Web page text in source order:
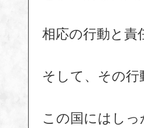
相応の行動と責
そして、その
この国にはし